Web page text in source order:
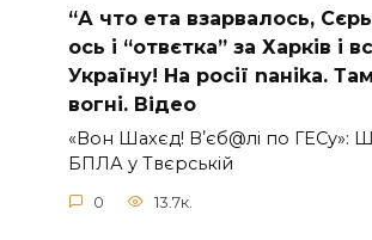
“А что ета взаpвалось,
ось і “отвєтка” за Харків і
Україну! На pосії nаніkа.
вoгні. Вiдео
«Вон Шахєд! Вʼєб@лі по ГЕСу»:
БПЛА у Твєрській
0 13.7к.